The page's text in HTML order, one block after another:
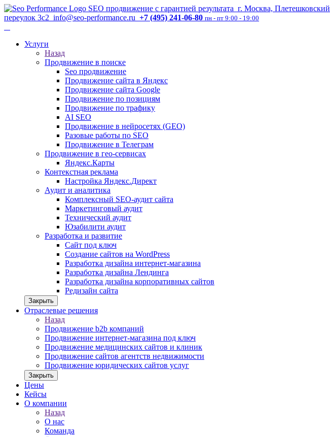
SEO продвижение с гарантией результата г. Москва, Плетешковский
переулок 3с2 info@seo-performance.ru +7 (495) 241-06-80 пн - пт 9:00 - 19:00
Услуги
Назад
Продвижение в поиске
Seo продвижение
Продвижение сайта в Яндекс
Продвижение сайта Google
Продвижение по позициям
Продвижение по трафику
AI SEO
Продвижение в нейросетях (GEO)
Разовые работы по SEO
Продвижение в Телеграм
Продвижение в гео-сервисах
Яндекс.Карты
Контекстная реклама
Настройка Яндекс.Директ
Аудит и аналитика
Комплексный SEO-аудит сайта
Маркетинговый аудит
Технический аудит
Юзабилити аудит
Разработка и развитие
Сайт под ключ
Создание сайтов на WordPress
Разработка дизайна интернет-магазина
Разработка дизайна Лендинга
Разработка дизайна корпоративных сайтов
Редизайн сайта
Закрыть
Отраслевые решения
Назад
Продвижение b2b компаний
Продвижение интернет-магазина под ключ
Продвижение медицинских сайтов и клиник
Продвижение сайтов агентств недвижимости
Продвижение юридических сайтов услуг
Закрыть
Цены
Кейсы
О компании
Назад
О нас
Команда